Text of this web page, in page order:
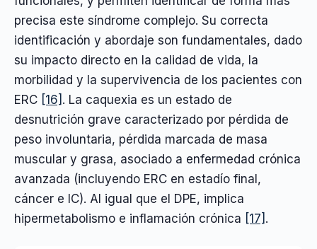
precisa este síndrome complejo. Su correcta
identificación y abordaje son fundamentales, dado
su impacto directo en la calidad de vida, la
morbilidad y la supervivencia de los pacientes con
ERC [16] . La caquexia es un estado de
desnutrición grave caracterizado por pérdida de
peso involuntaria, pérdida marcada de masa
muscular y grasa, asociado a enfermedad crónica
avanzada (incluyendo ERC en estadío final,
cáncer e IC). Al igual que el DPE, implica
hipermetabolismo e inflamación crónica [17] .